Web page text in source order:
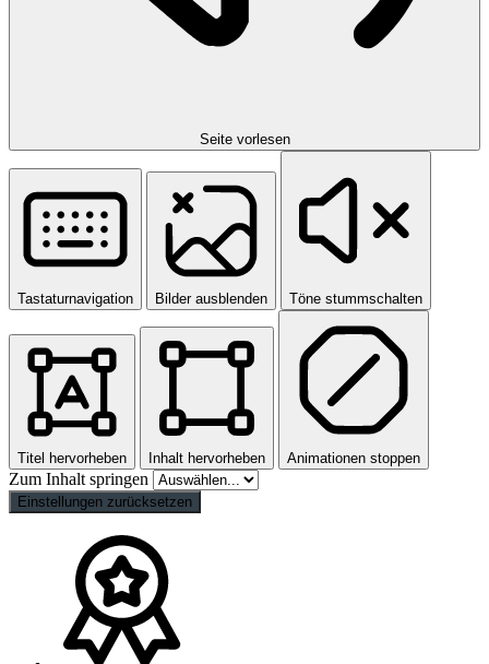
Seite vorlesen
Tastaturnavigation Bilder ausblenden Töne stummschalten
Titel hervorheben Inhalt hervorheben Animationen stoppen
Zum Inhalt springen
Einstellungen zurücksetzen